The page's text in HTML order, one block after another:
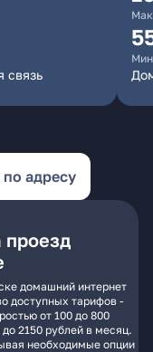
связь
адресу
проезд
домашний интернет
доступных тарифов -
от 100 до 800
2150 рублей в месяц.
необходимые опции